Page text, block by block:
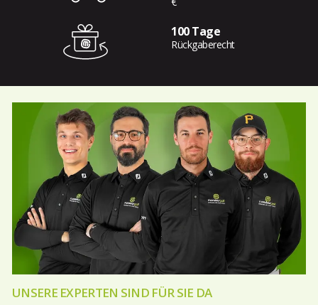
100 Tage
Rückgaberecht
UNSERE EXPERTEN SIND FÜR SIE DA